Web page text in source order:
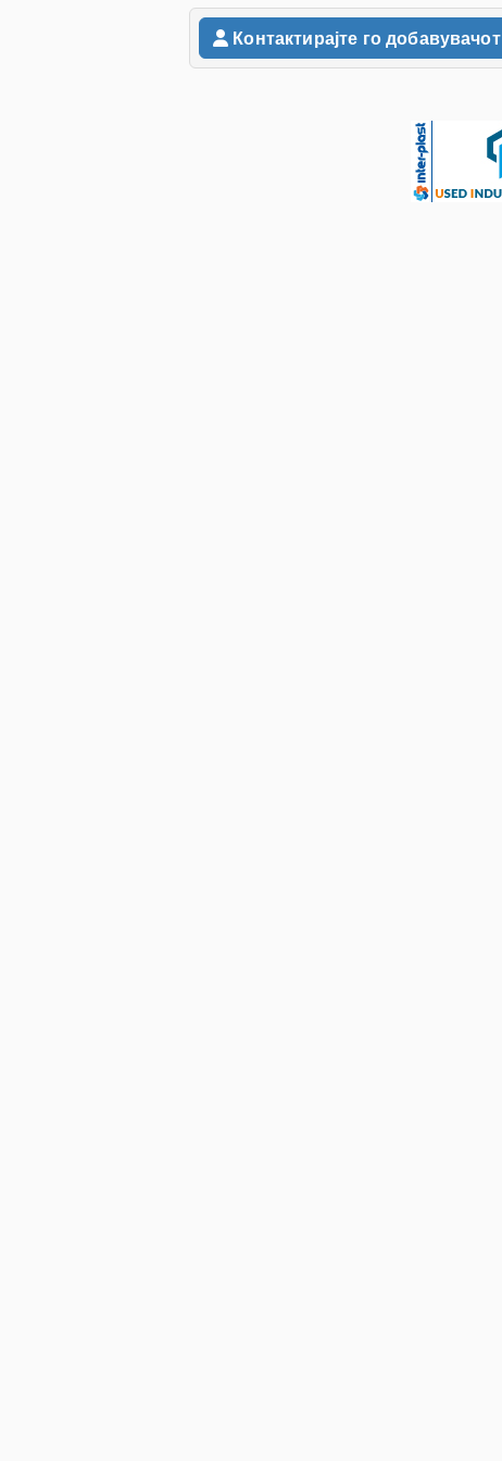
Контактирајте го добавувачот